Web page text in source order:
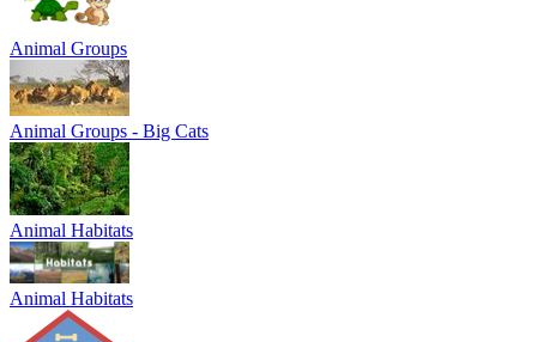
Animal Groups
Animal Groups - Big Cats
Animal Habitats
Animal Habitats